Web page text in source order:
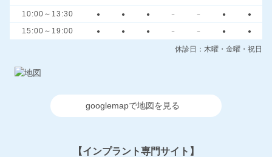
10:00～13:30 ● ● ● － － ● ●
15:00～19:00 ● ● ● － － ● ●
休診日：木曜・金曜・祝日
googlemapで地図を見る
【インプラント専門サイト】